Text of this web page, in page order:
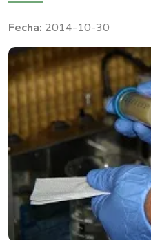
2014-10-30